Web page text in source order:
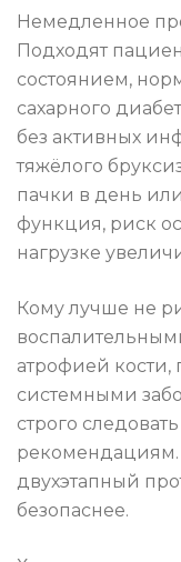
Немедленное
Подходят
состоянием,
сахарного
без активных
тяжёлого
пачки в день
функция, риск
нагрузке
Кому лучше не
атрофией
системными
строго
двухэтапный
безопаснее.